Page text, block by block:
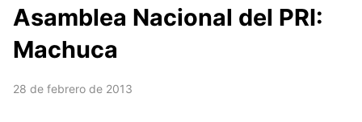
Asamblea Nacional del PRI:
Machuca
28 de febrero de 2013